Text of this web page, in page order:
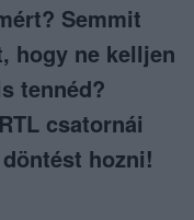
Semmit
hogy ne kelljen
tennéd?
csatornái
hozni!